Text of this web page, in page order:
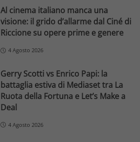
Al cinema italiano manca una
visione: il grido d’allarme dal Ciné di
Riccione su opere prime e genere
4 Agosto 2026
Gerry Scotti vs Enrico Papi: la
battaglia estiva di Mediaset tra La
Ruota della Fortuna e Let’s Make a
Deal
4 Agosto 2026